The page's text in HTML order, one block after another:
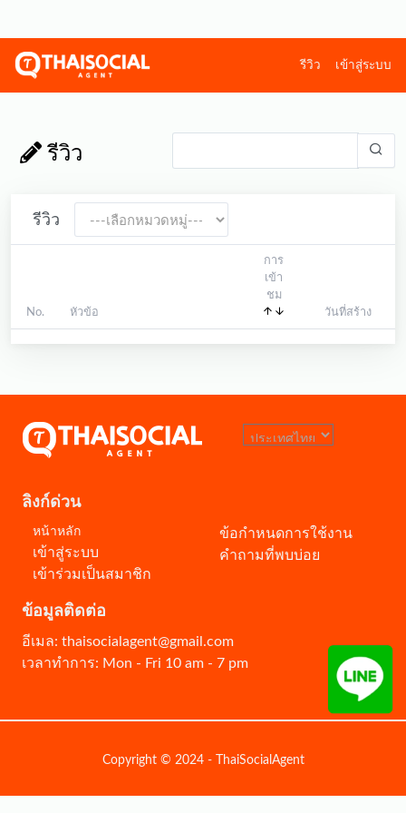
รีวิว เข้าสู่ระบบ
รีวิว
รีวิว
No. หัวข้อ
การ
เข้า
ชม
วันที่สร้าง
ลิงก์ด่วน
หน้าหลัก
เข้าสู่ระบบ
เข้าร่วมเป็นสมาชิก
ข้อกำหนดการใช้งาน
คำถามที่พบบ่อย
ข้อมูลติดต่อ
อีเมล: thaisocialagent@gmail.com
เวลาทำการ: Mon - Fri 10 am - 7 pm
Copyright © 2024 - ThaiSocialAgent